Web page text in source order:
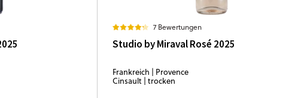
7 Bewertungen
Studio by Miraval Rosé 2025
Frankreich | Provence
Cinsault | trocken